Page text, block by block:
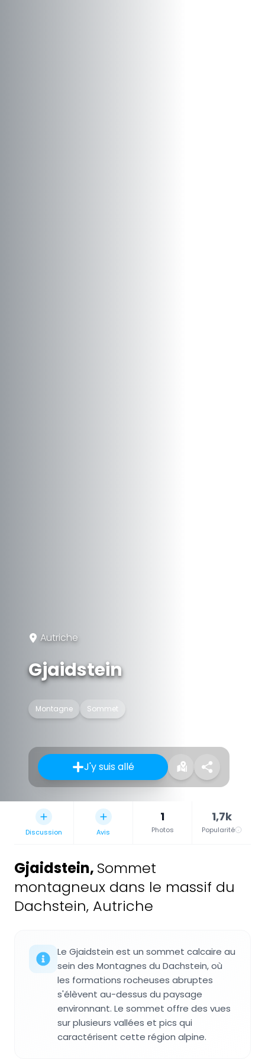
Autriche
Gjaidstein
Montagne Sommet
J'y suis allé
Discussion Avis
1
Photos
1,7k
Popularité
Gjaidstein, Sommet
montagneux dans le massif du
Dachstein, Autriche
Le Gjaidstein est un sommet calcaire au
sein des Montagnes du Dachstein, où
les formations rocheuses abruptes
s'élèvent au-dessus du paysage
environnant. Le sommet offre des vues
sur plusieurs vallées et pics qui
caractérisent cette région alpine.